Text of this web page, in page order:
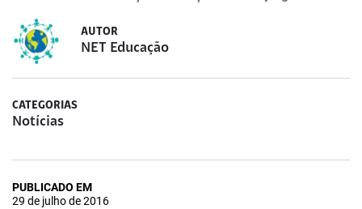
AUTOR
NET Educação
CATEGORIAS
Notícias
PUBLICADO EM
29 de julho de 2016